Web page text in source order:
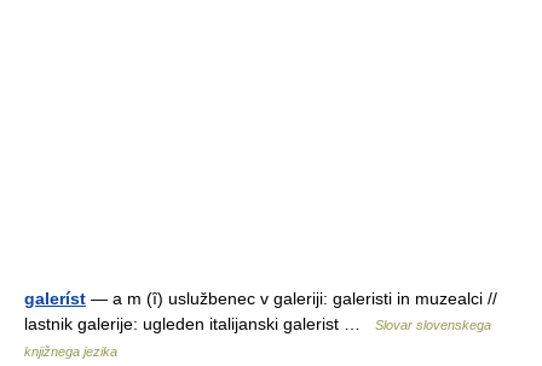
galeríst — a m (ȋ) uslužbenec v galeriji: galeristi in muzealci //
lastnik galerije: ugleden italijanski galerist …
Slovar slovenskega
knjižnega jezika